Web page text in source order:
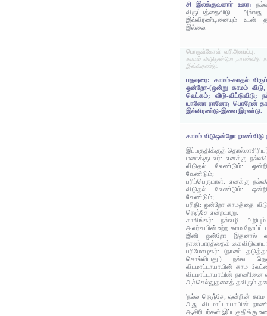
சி இலக்குவனார் உரை:
விருப்பத்தைவிடு.
இவ்விரண்டினையும் உடன்
இல்லை.
பொருள்கோள் வரிஅமைப்பு:
காமம் விடுஒன்றோ
இவ்விரண்டு.
பதவுரை: காமம்-காதல்
ஒன்றோ-(ஒன்று காமம்
வெட்கம்; விடு-
யானோ-நானோ; பொறேன்-
இவ்விரண்டு-இவை இரண்டு.
காமம் விடுஒன்றோ
இப்பகுதிக்குத்
மணக்குடவர்: எனக்கு
விடுதல் வேண்டும்:
வேண்டும்;
பரிப்பெருமாள்: எனக்கு
விடுதல் வேண்டும்:
வேண்டும்;
பரிதி: ஒன்றோ காமத்தை
நெஞ்சே என்றவாறு.
காலிங்கர்: நல்வழி
அவர்வயின் உற்ற காம நோய்ப்
இனி ஒன்றோ இதனால்
நாண்பாரத்தைக்
பரிமேலழகர்: (நாண்
சொல்லியது.) நல்ல
விடமாட்டாயாயின் காம
விடமாட்டாயாயின் நாணினை
அச்செல்லுதலைத் தவிரும்
'நல்ல நெஞ்சே; ஒன்றின் காம
அது விடமாட்டாயாயின்
ஆசிரியர்கள் இப்பகுதிக்கு